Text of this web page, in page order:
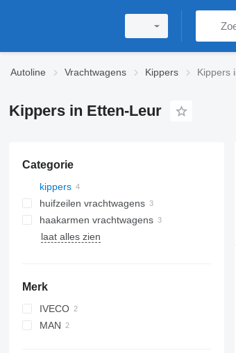
Autoline Vrachtwagens Kippers Kippers
Kippers in Etten-Leur
Categorie
kippers
huifzeilen vrachtwagens
haakarmen vrachtwagens
laat alles zien
Merk
IVECO
T-Way
MAN